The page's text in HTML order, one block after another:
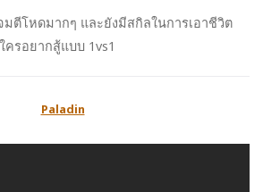
มตีโหดมากๆ และยังมีสกิลในการเอาชีวิต
รอยากสู้แบบ 1vs1
Paladin